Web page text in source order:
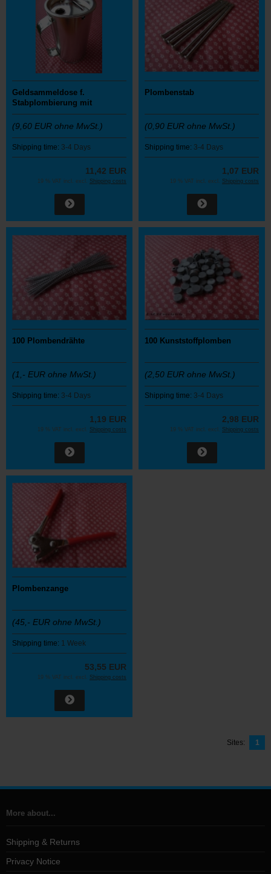
Geldsammeldose f.
Stabplombierung mit
Tragegriff u. Stab
(9,60 EUR ohne MwSt.)
Shipping time: 3-4 Days
11,42 EUR
19 % VAT incl. excl. Shipping costs
Plombenstab
(0,90 EUR ohne MwSt.)
Shipping time: 3-4 Days
1,07 EUR
19 % VAT incl. excl. Shipping costs
100 Plombendrähte
(1,- EUR ohne MwSt.)
Shipping time: 3-4 Days
1,19 EUR
19 % VAT incl. excl. Shipping costs
100 Kunststoffplomben
(2,50 EUR ohne MwSt.)
Shipping time: 3-4 Days
2,98 EUR
19 % VAT incl. excl. Shipping costs
Plombenzange
(45,- EUR ohne MwSt.)
Shipping time: 1 Week
53,55 EUR
19 % VAT incl. excl. Shipping costs
Sites: 1
More about...
Shipping & Returns
Privacy Notice